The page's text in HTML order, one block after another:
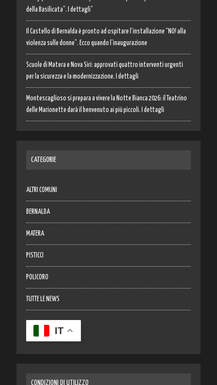
della Basilicata”. I dettagli”
Il Castello di Bernalda è pronto ad ospitare l’installazione “NO! alla
violenza sulle donne”. Ecco quando l’inaugurazione
Scuole di Matera e Nova Siri: approvati quattro interventi urgenti
per la sicurezza e la modernizzazione. I dettagli
Montescaglioso si prepara a vivere la Notte Bianca 2026: il Teatrino
delle Marionette darà il benvenuto ai più piccoli. I dettagli
CATEGORIE
ALTRI COMUNI
BERNALDA
MATERA
PISTICCI
POLICORO
TUTTE LE NEWS
IT
CONDIZIONI DI UTILIZZO